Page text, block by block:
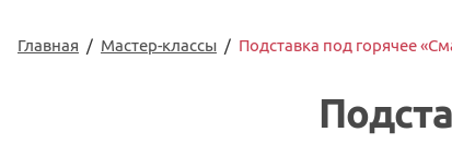
Главная / Мастер-классы / Подставка под горячее